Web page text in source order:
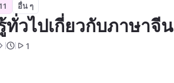
อื่น ๆ
ทั่วไปเกี่ยวกับภาษาจีน
1